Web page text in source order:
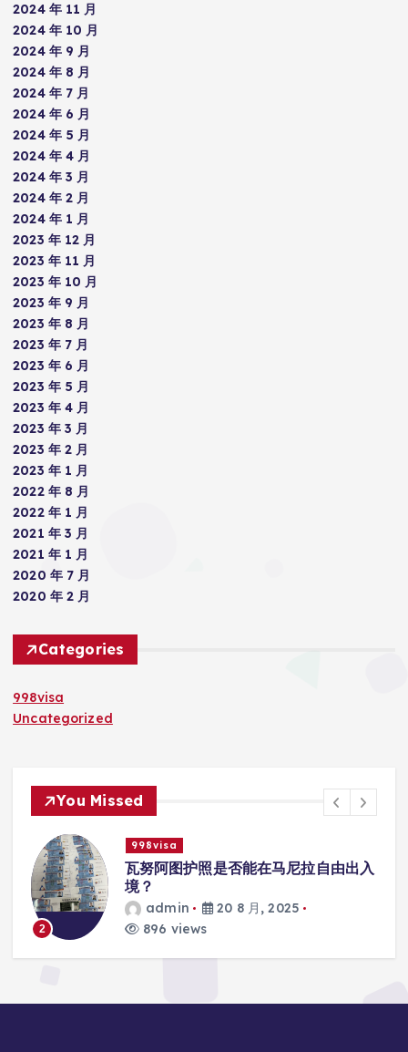
2024 年 11 月
2024 年 10 月
2024 年 9 月
2024 年 8 月
2024 年 7 月
2024 年 6 月
2024 年 5 月
2024 年 4 月
2024 年 3 月
2024 年 2 月
2024 年 1 月
2023 年 12 月
2023 年 11 月
2023 年 10 月
2023 年 9 月
2023 年 8 月
2023 年 7 月
2023 年 6 月
2023 年 5 月
2023 年 4 月
2023 年 3 月
2023 年 2 月
2023 年 1 月
2022 年 8 月
2022 年 1 月
2021 年 3 月
2021 年 1 月
2020 年 7 月
2020 年 2 月
Categories
998visa
Uncategorized
You Missed
3
998visa
瓦努阿图护照是否能在马尼拉使用国际
学校的注册？
admin
20 8 月, 2025
812 views